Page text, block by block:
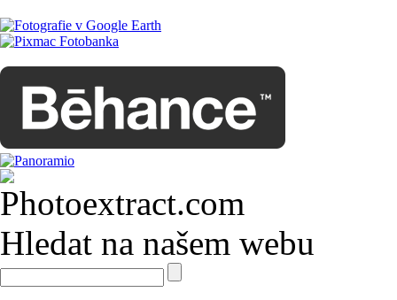
Hledat na našem webu